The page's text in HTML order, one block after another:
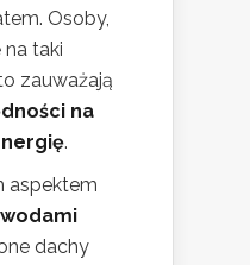
Osoby,
na taki
zauważają
na
.
aspektem
dachy